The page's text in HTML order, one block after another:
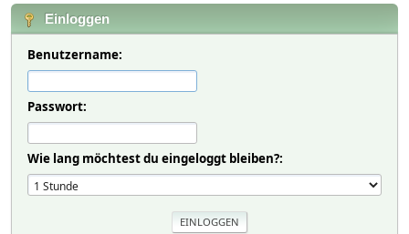
Einloggen
Benutzername:
Passwort:
Wie lang möchtest du eingeloggt bleiben?: